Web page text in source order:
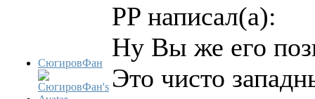
СюгировФан
PP написал(а):
Ну Вы же его
Это чисто